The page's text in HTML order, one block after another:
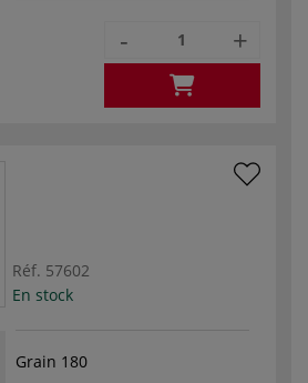
- +
Réf. 57602
En stock
Grain 180